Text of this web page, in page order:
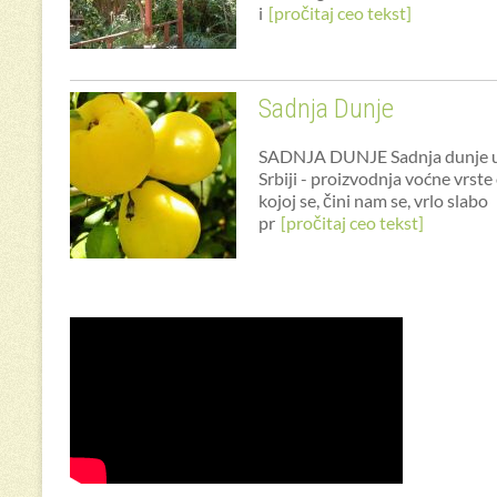
i [pročitaj ceo tekst]
Sadnja Dunje
SADNJA DUNJE Sadnja dunje
Srbiji - proizvodnja voćne vrste
kojoj se, čini nam se, vrlo slabo
pr [pročitaj ceo tekst]